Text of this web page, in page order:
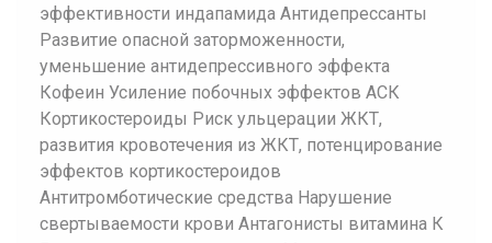
эффективности индапамида Антидепрессанты
Развитие опасной заторможенности,
уменьшение антидепрессивного эффекта
Кофеин Усиление побочных эффектов АСК
Кортикостероиды Риск ульцерации ЖКТ,
развития кровотечения из ЖКТ, потенцирование
эффектов кортикостероидов
Антитромботические средства Нарушение
свертываемости крови Антагонисты витамина К